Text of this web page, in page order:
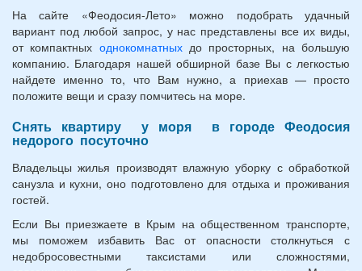
На сайте «Феодосия-Лето» можно подобрать удачный
вариант под любой запрос, у нас представлены все их виды,
от компактных однокомнатныхдо просторных, на большую
компанию. Благодаря нашей обширной базе Вы с легкостью
найдете именно то, что Вам нужно, а приехав — просто
положите вещи и сразу помчитесь на море.
Снять квартиру у моря в городе Феодосия
недорого посуточно
Владельцы жилья производят влажную уборку с обработкой
санузла и кухни, оно подготовлено для отдыха и проживания
гостей.
Если Вы приезжаете в Крым на общественном транспорте,
мы поможем избавить Вас от опасности столкнуться с
недобросовестными таксистами или сложностями,